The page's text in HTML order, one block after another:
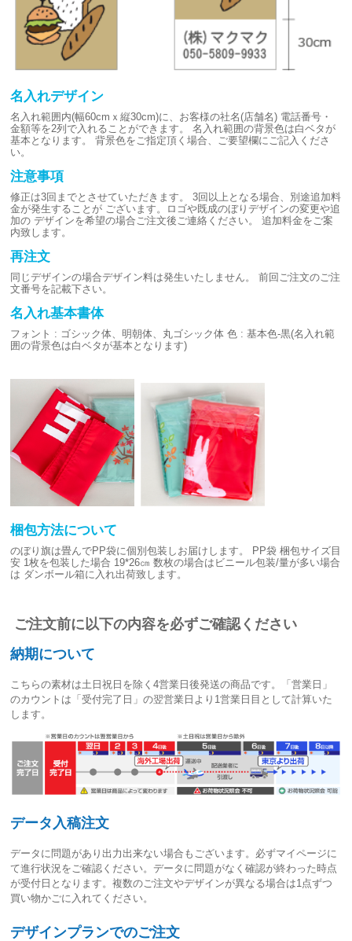
名入れデザイン
名入れ範囲内(幅60cmｘ縦30cm)に、お客様の社名(店舗名) 電話番号・
金額等を2列で入れることができます。
名入れ範囲の背景色は白ベタが
基本となります。
背景色をご指定頂く場合、ご要望欄にご記入くださ
い。
注意事項
修正は3回までとさせていただきます。
3回以上となる場合、別途追加料
金が発生することが ございます。ロゴや既成のぼりデザインの変更や追
加の デザインを希望の場合ご注文後ご連絡ください。
追加料金をご案
内致します。
再注文
同じデザインの場合デザイン料は発生いたしません。
前回ご注文のご注
文番号を記載下さい。
名入れ基本書体
フォント : ゴシック体、明朝体、丸ゴシック体 色 : 基本色-黒(名入れ範
囲の背景色は白ベタが基本となります)
梱包方法について
のぼり旗は畳んでPP袋に個別包装しお届けします。
PP袋 梱包サイズ目
安 1枚を包装した場合 19*26㎝ 数枚の場合はビニール包装/量が多い場合
は ダンボール箱に入れ出荷致します。
ご注文前に以下の内容を必ずご確認ください
納期について
こちらの素材は土日祝日を除く4営業日後発送の商品です。「営業日」
のカウントは「受付完了日」の翌営業日より1営業日目として計算いた
します。
データ入稿注文
データに問題があり出力出来ない場合もございます。必ずマイページに
て進行状況をご確認ください。データに問題がなく確認が終わった時点
が受付日 となります。複数のご注文やデザインが異なる場合は1点ずつ
買い物かごに入れてください。
デザインプランでのご注文